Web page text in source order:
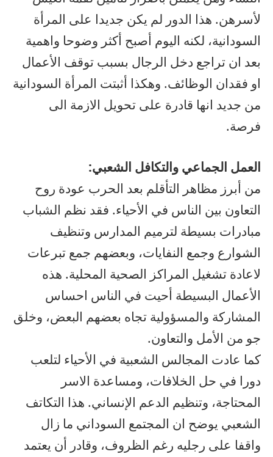
لأسرهن. هذا الدور لم يكن جديدا على المرأة
السودانية، لكنه اليوم أصبح أكثر وضوحا واهمية
بعد ان تراجع دخل الرجال بسبب توقف الأعمال
او فقدان الوظائف. وهكذا أثبتت المرأة السودانية
من جديد انها قادرة على تحويل الازمة الى
فرصة.
العمل الجماعي والتكافل الشعبي:
من أبرز مظاهر التأقلم بعد الحرب عودة روح
التعاون بين الناس في الأحياء. فقد نظم الشباب
مبادرات بسيطة لترميم المدارس وتنظيف
الشوارع وجمع النفايات، وبعضهم جمع تبرعات
لاعادة تشغيل المراكز الصحية المحلية. هذه
الأعمال البسيطة أحيت في الناس احساس
المشاركة والمسؤولية تجاه بعضهم البعض، وخلق
جو من الأمل والتعاون.
كما عادت المجالس الشعبية في الأحياء لتلعب
دورا في حل الخلافات، ومساعدة الاسر
المحتاجة، وتنظيم الدعم الإنساني. هذا التكاتف
الشعبي يوضح ان المجتمع السوداني ما زال
واقفا على رجليه رغم الظروف، وقادر أن يعتمد